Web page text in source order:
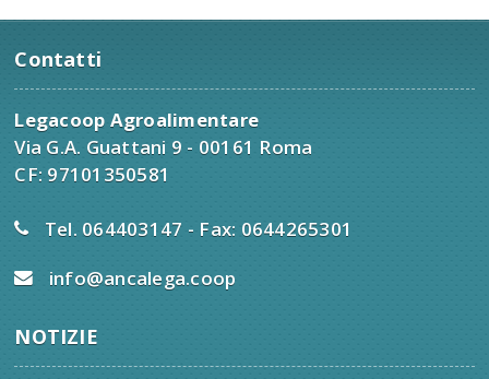
Contatti
Legacoop Agroalimentare
Via G.A. Guattani 9 - 00161 Roma
CF: 97101350581
Tel. 064403147 - Fax: 0644265301
info@ancalega.coop
NOTIZIE